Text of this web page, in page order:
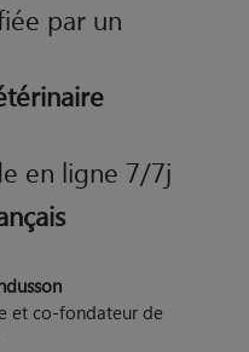
par un
en ligne 7/7j
et co-fondateur de